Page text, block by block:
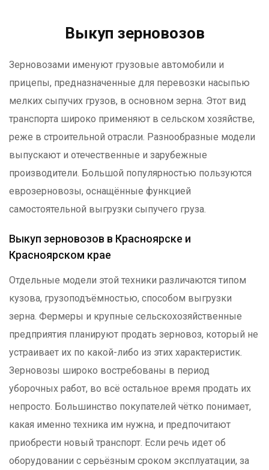
Выкуп зерновозов
Зерновозами именуют грузовые автомобили и
прицепы, предназначенные для перевозки насыпью
мелких сыпучих грузов, в основном зерна. Этот вид
транспорта широко применяют в сельском хозяйстве,
реже в строительной отрасли. Разнообразные модели
выпускают и отечественные и зарубежные
производители. Большой популярностью пользуются
еврозерновозы, оснащённые функцией
самостоятельной выгрузки сыпучего груза.
Выкуп зерновозов в Красноярске и
Красноярском крае
Отдельные модели этой техники различаются типом
кузова, грузоподъёмностью, способом выгрузки
зерна. Фермеры и крупные сельскохозяйственные
предприятия планируют продать зерновоз, который не
устраивает их по какой-либо из этих характеристик.
Зерновозы широко востребованы в период
уборочных работ, во всё остальное время продать их
непросто. Большинство покупателей чётко понимает,
какая именно техника им нужна, и предпочитают
приобрести новый транспорт. Если речь идет об
оборудовании с серьёзным сроком эксплуатации, за